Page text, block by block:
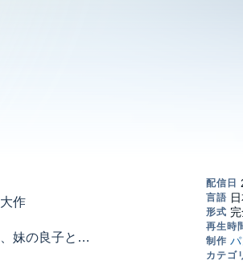
作
妹の良子と暮
いました。